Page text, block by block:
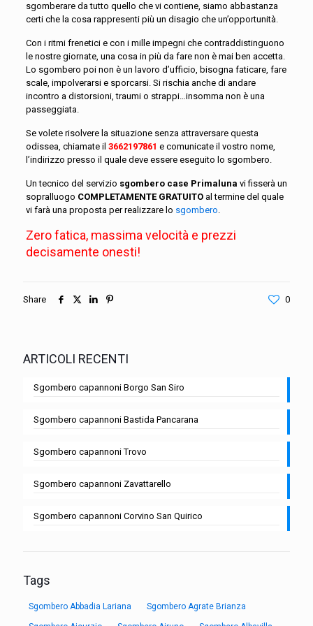
sgomberare da tutto quello che vi contiene, siamo abbastanza
certi che la cosa rappresenti più un disagio che un’opportunità.
Con i ritmi frenetici e con i mille impegni che contraddistinguono
le nostre giornate, una cosa in più da fare non è mai ben accetta.
Lo sgombero poi non è un lavoro d’ufficio, bisogna faticare, fare
scale, impolverarsi e sporcarsi. Si rischia anche di andare
incontro a distorsioni, traumi o strappi…insomma non è una
passeggiata.
Se volete risolvere la situazione senza attraversare questa
odissea, chiamate il 3662197861 e comunicate il vostro nome,
l’indirizzo presso il quale deve essere eseguito lo sgombero.
Un tecnico del servizio sgombero case Primaluna vi fisserà un
sopralluogo COMPLETAMENTE GRATUITOal termine del quale
vi farà una proposta per realizzare lo sgombero.
Zero fatica, massima velocità e prezzi
decisamente onesti!
Share 0
ARTICOLI RECENTI
Sgombero capannoni Borgo San Siro
Sgombero capannoni Bastida Pancarana
Sgombero capannoni Trovo
Sgombero capannoni Zavattarello
Sgombero capannoni Corvino San Quirico
Tags
Sgombero Abbadia Lariana Sgombero Agrate Brianza